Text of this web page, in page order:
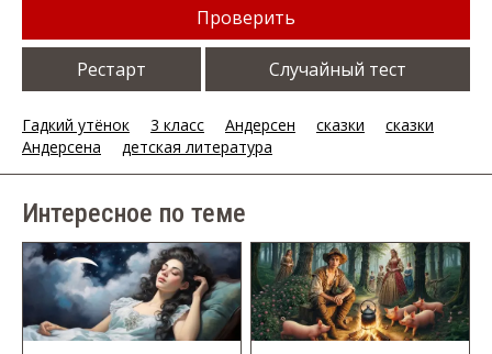
Проверить
Рестарт Случайный тест
Гадкий утёнок 3 класс Андерсен сказки
сказки
Андерсена
детская литература
Интересное по теме